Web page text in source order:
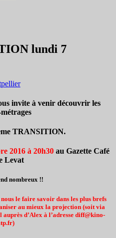
lundi 7
invite à venir découvrir les
TRANSITION.
2016 à 20h30 au Gazette Café
Levat
nombreux !!
le faire savoir dans les plus brefs
au mieux la projection (soit via
d’Alex à l’adresse diff@kino-